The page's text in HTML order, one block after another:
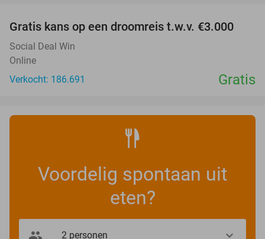
Gratis kans op een droomreis t.w.v. €3.000
Social Deal Win
Online
Verkocht: 186.691
Gratis
Voordelig spontaan uit
eten?